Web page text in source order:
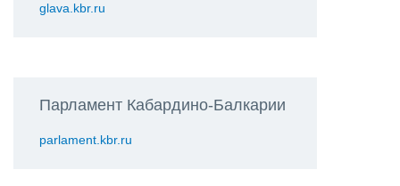
glava.kbr.ru
Парламент Кабардино-Балкарии
parlament.kbr.ru